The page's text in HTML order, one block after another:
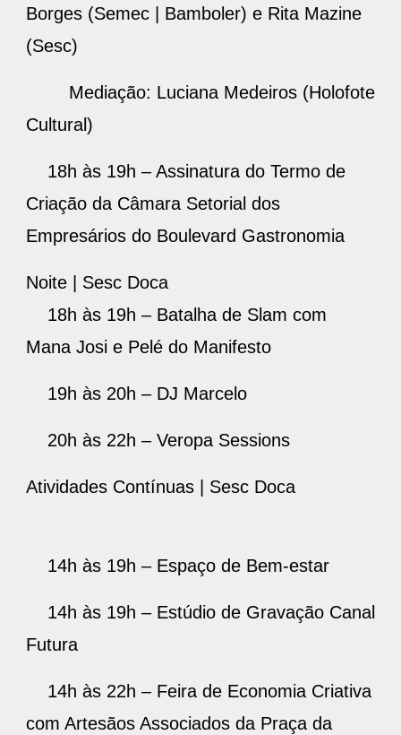
Borges (Semec | Bamboler) e Rita Mazine
(Sesc)
Mediação: Luciana Medeiros (Holofote
Cultural)
18h às 19h – Assinatura do Termo de
Criação da Câmara Setorial dos
Empresários do Boulevard Gastronomia
Noite | Sesc Doca
18h às 19h – Batalha de Slam com
Mana Josi e Pelé do Manifesto
19h às 20h – DJ Marcelo
20h às 22h – Veropa Sessions
Atividades Contínuas | Sesc Doca
14h às 19h – Espaço de Bem-estar
14h às 19h – Estúdio de Gravação Canal
Futura
14h às 22h – Feira de Economia Criativa
com Artesãos Associados da Praça da